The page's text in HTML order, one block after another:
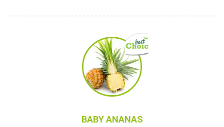
BABY ANANAS